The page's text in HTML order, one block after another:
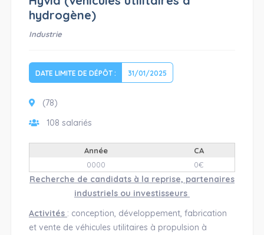
hydrogène)
Industrie
DATE LIMITE DE DÉPÔT : 31/01/2025
(78)
108 salariés
Année
CA
0000
0€
Recherche de candidats à la reprise, partenaires
industriels ou investisseurs
Activités : conception, développement, fabrication
et vente de véhicules utilitaires à propulsion à